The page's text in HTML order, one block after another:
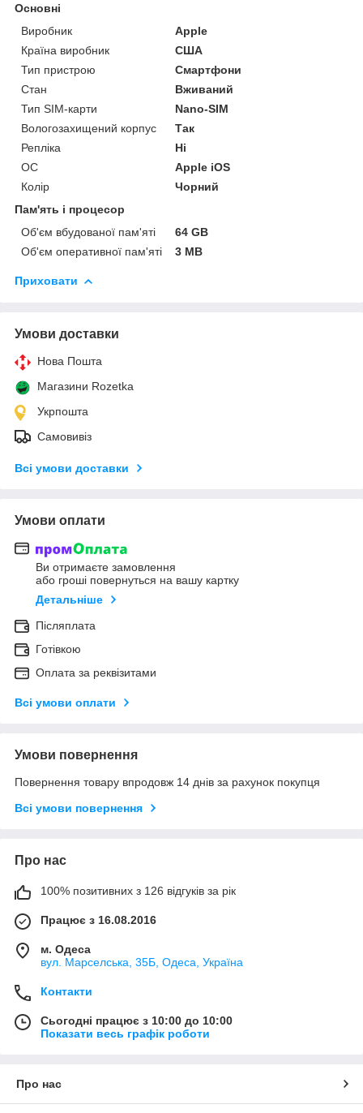
Основні
Виробник
Apple
Країна виробник
США
Тип пристрою
Смартфони
Стан
Вживаний
Тип SIM-карти
Nano-SIM
Вологозахищений корпус
Так
Репліка
Ні
ОС
Apple iOS
Колір
Чорний
Пам'ять і процесор
Об'єм вбудованої пам'яті
64 GB
Об'єм оперативної пам'яті
3 MB
Приховати
Умови доставки
Нова Пошта
Магазини Rozetka
Укрпошта
Самовивіз
Всі умови доставки
Умови оплати
Ви отримаєте замовлення
або гроші повернуться на вашу картку
Детальніше
Післяплата
Готівкою
Оплата за реквізитами
Всі умови оплати
Умови повернення
Повернення товару впродовж 14 днів за рахунок покупця
Всі умови повернення
Про нас
100% позитивних з 126 відгуків за рік
Працює з 16.08.2016
м. Одеса
вул. Марселська, 35Б, Одеса, Україна
Контакти
Сьогодні працює з 10:00 до 10:00
Показати весь графік роботи
Про нас